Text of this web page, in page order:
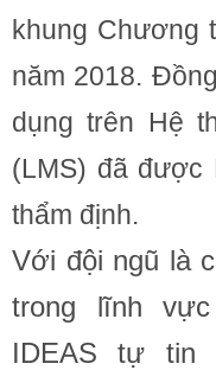
khung Chương
năm 2018.
dụng trên Hệ
(LMS) đã được
thẩm định.
Với đội ngũ là
trong lĩnh
IDEAS tự tin